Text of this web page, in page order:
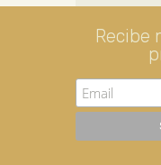
NOTICIAS
Recibe